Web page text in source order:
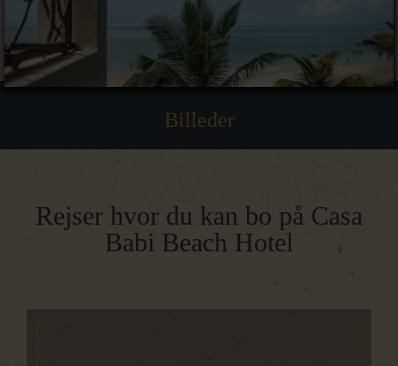
Billeder
Rejser hvor du kan bo på Casa
Babi Beach Hotel